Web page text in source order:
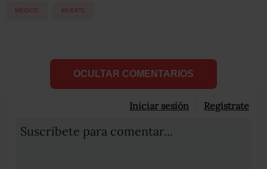
MÉDICO MUERTE
OCULTAR COMENTARIOS
Iniciar sesión Registrate
Suscribete para comentar...